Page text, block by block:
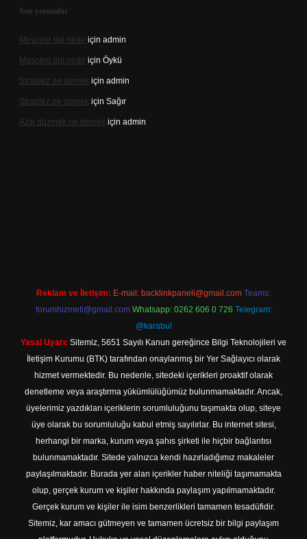
Son yorumlar
Meşcere tipi nedir için admin
Meşcere tipi nedir için Öykü
Straplez ne demek için admin
Straplez ne demek için Sağır
Azık düzmek ne demek için admin
Reklam ve İletişim: E-mail: backlinkpaneli@gmail.com Teams:
forumhizmeti@gmail.com Whatsapp: 0262 606 0 726 Telegram:
@karabul
Yasal Uyarı: Sitemiz, 5651 Sayılı Kanun gereğince Bilgi Teknolojileri ve
İletişim Kurumu (BTK) tarafından onaylanmış bir Yer Sağlayıcı olarak
hizmet vermektedir. Bu nedenle, sitedeki içerikleri proaktif olarak
denetleme veya araştırma yükümlülüğümüz bulunmamaktadır. Ancak,
üyelerimiz yazdıkları içeriklerin sorumluluğunu taşımakta olup, siteye
üye olarak bu sorumluluğu kabul etmiş sayılırlar. Bu internet sitesi,
herhangi bir marka, kurum veya şahıs şirketi ile hiçbir bağlantısı
bulunmamaktadır. Sitede yalnızca kendi hazırladığımız makaleler
paylaşılmaktadır. Burada yer alan içerikler haber niteliği taşımamakta
olup, gerçek kurum ve kişiler hakkında paylaşım yapılmamaktadır.
Gerçek kurum ve kişiler ile isim benzerlikleri tamamen tesadüfidir.
Sitemiz, kar amacı gütmeyen ve tamamen ücretsiz bir bilgi paylaşım